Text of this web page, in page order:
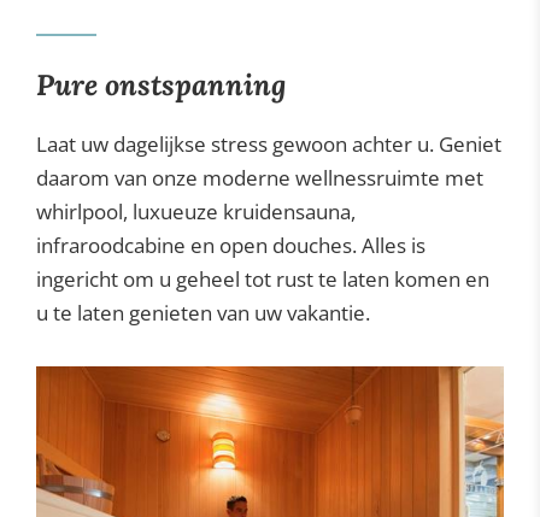
Gastronomie
Wellness
Pure onstspanning
Laat uw dagelijkse stress gewoon achter u. Geniet
daarom van onze moderne wellnessruimte met
whirlpool, luxueuze kruidensauna,
infraroodcabine en open douches. Alles is
ingericht om u geheel tot rust te laten komen en
u te laten genieten van uw vakantie.